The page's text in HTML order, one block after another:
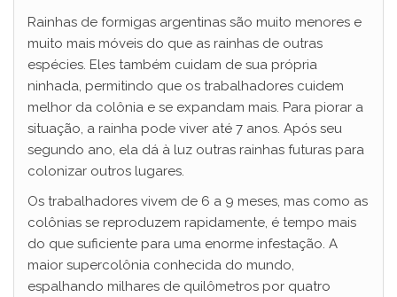
Rainhas de formigas argentinas são muito menores e
muito mais móveis do que as rainhas de outras
espécies. Eles também cuidam de sua própria
ninhada, permitindo que os trabalhadores cuidem
melhor da colônia e se expandam mais. Para piorar a
situação, a rainha pode viver até 7 anos. Após seu
segundo ano, ela dá à luz outras rainhas futuras para
colonizar outros lugares.
Os trabalhadores vivem de 6 a 9 meses, mas como as
colônias se reproduzem rapidamente, é tempo mais
do que suficiente para uma enorme infestação. A
maior supercolônia conhecida do mundo,
espalhando milhares de quilômetros por quatro